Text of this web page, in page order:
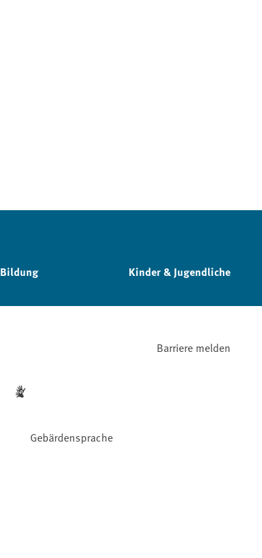
Bildung Kinder & Jugendliche
Gebärdensprache
Barriere melden